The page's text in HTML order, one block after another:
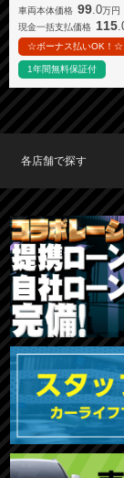
車両本体価格 99 .0万円
現金一括支払価格 115
☆ボーナス払いOK！☆
1年間無料保証付
各店舗で探す
TOKYO店在庫車両
大阪店在庫車両
福岡店在庫車両